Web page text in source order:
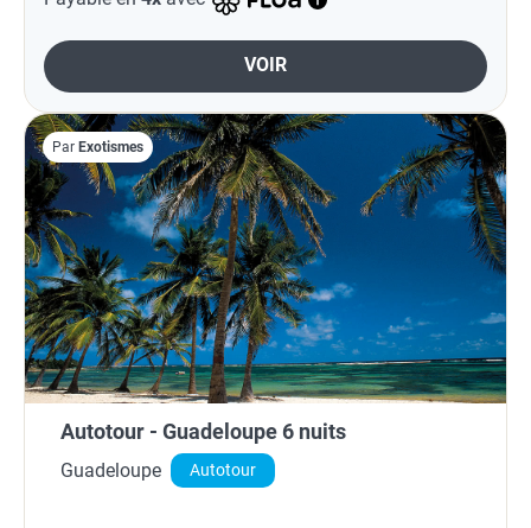
VOIR
Par Exotismes
Autotour - Guadeloupe 6 nuits
Guadeloupe Autotour